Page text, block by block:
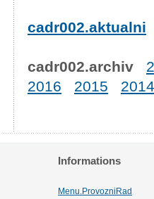
cadr002.aktualni
cadr002.archiv
2016
2015 2014
Informations
Menu.ProvozniRad